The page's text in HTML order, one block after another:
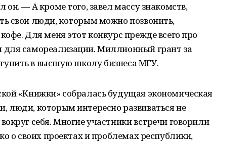
он. — А кроме того, завел массу знакомств,
свои люди, которым можно позвонить,
Для меня этот конкурс прежде всего про
для самореализации. Миллионный грант за
в высшую школу бизнеса МГУ.
«Книжки» собралась будущая экономическая
люди, которым интересно развиваться не
себя. Многие участники встречи говорили
о своих проектах и проблемах республики,